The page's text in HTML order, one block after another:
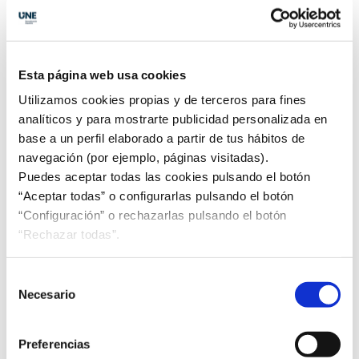
Esta página web usa cookies
Utilizamos cookies propias y de terceros para fines
analíticos y para mostrarte publicidad personalizada en
base a un perfil elaborado a partir de tus hábitos de
navegación (por ejemplo, páginas visitadas).
Puedes aceptar todas las cookies pulsando el botón
“Aceptar todas” o configurarlas pulsando el botón
“Configuración” o rechazarlas pulsando el botón
“Rechazar todas”.
Necesario
Preferencias
con una nueva sección enfocada exclusivamente en
los avances en biocombustibles. Esta iniciativa tiene
actualizada sobre los desarrollos más recientes en
valiosos recursos para aquellos interesados en
energías renovables. Así, se podrán consultar
diferentes publicaciones que se irán actualizando a
lo largo del año. En estos momentos, en la sección
de "Biocombustibles" se puede consultar el libro Los
gases renovables, un vector energético emergente,
publicado por la Fundación Naturgy. Este libro ...
más
III Foro de NutriciÓN Sensata